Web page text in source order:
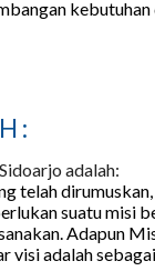
:
adalah:
telah
suatu misi
Adapun
visi adalah